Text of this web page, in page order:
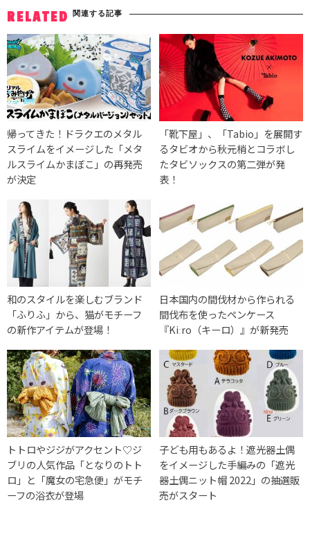
RELATED 関連する記事
帰ってきた！ドラクエのメタル
スライムをイメージした「メタ
ルスライムかまぼこ」の再発売
が決定
「靴下屋」、「Tabio」を展開す
るタビオから秋元梢とコラボし
たタビソックスの第二弾が発
表！
和のスタイルを楽しむブランド
「ふりふ」から、猫がモチーフ
の新作アイテムが登場！
日本国内の間伐材から作られる
間伐布を使ったペンケース
『Kiːro（キーロ）』が新発売
トトロやジジがアクセント♡ジ
ブリの人気作品「となりのトト
ロ」と「魔女の宅急便」がモチ
ーフの浴衣が登場
子ども用もあるよ！遮光器土偶
をイメージした手編みの「遮光
器土偶ニット帽 2022」の抽選販
売がスタート